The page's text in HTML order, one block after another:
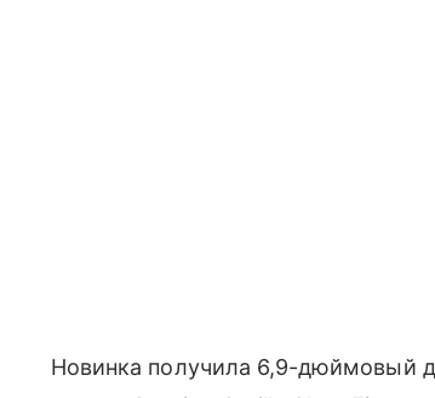
Новинка получила 6,9-дюймовый